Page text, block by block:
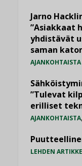
Jarno
”Asiakkaat
yhdistävät
saman
AJANKOHTAISTA
”Tulevat
erilliset
AJANKOHTAISTA,
LEHDEN